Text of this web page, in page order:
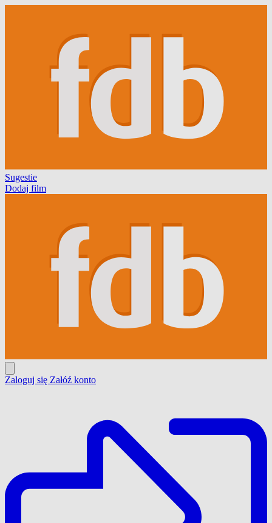
Sugestie
Dodaj film
Zaloguj się Załóź konto